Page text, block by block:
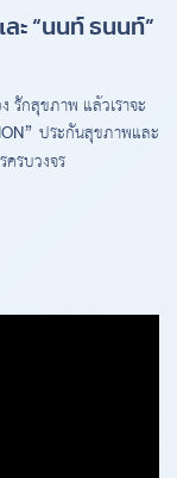
ละ “นนท์ ธนนท์”
รักสุขภาพ แล้วเราจะ
ประกันสุขภาพและ
รบวงจร